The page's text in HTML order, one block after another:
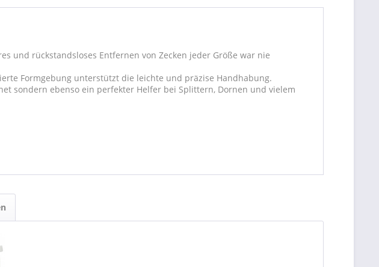
und rückstandsloses Entfernen von Zecken jeder Größe war nie
Formgebung unterstützt die leichte und präzise Handhabung.
sondern ebenso ein perfekter Helfer bei Splittern, Dornen und vielem